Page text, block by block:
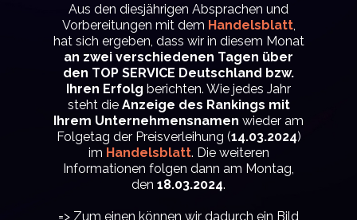
Aus den diesjährigen Absprachen und
Vorbereitungen mit dem Handelsblatt,
hat sich ergeben, dass wir in diesem Monat
an zwei verschiedenen Tagen über
den TOP SERVICE Deutschland bzw.
Ihren Erfolg berichten. Wie jedes Jahr
steht die Anzeige des Rankings mit
Ihrem Unternehmensnamen wieder am
Folgetag der Preisverleihung (14.03.2024)
im Handelsblatt. Die weiteren
Informationen folgen dann am Montag,
den 18.03.2024.
=> Zum einen können wir dadurch ein Bild